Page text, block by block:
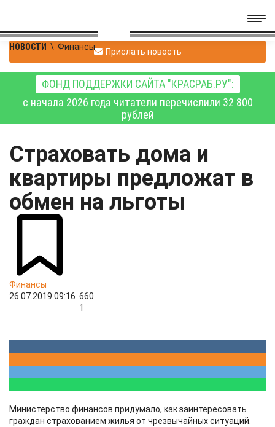
НОВОСТИ \ Финансы Прислать новость
ФОНД ПОДДЕРЖКИ САЙТА "КРАСРАБ.РУ":
с начала 2026 года читатели перечислили 32 800
рублей
Страховать дома и
квартиры предложат в
обмен на льготы
Финансы
26.07.2019 09:16 660
1
Министерство финансов придумало, как заинтересовать
граждан страхованием жилья от чрезвычайных ситуаций.